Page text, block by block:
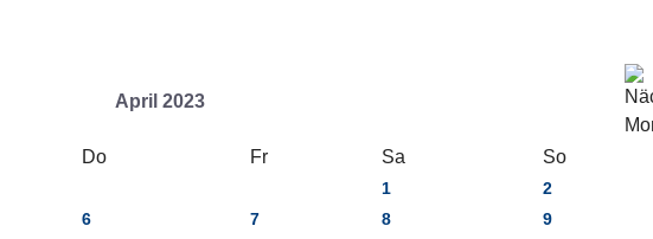
April 2023
Do Fr Sa So
1
2
6 7 8
9